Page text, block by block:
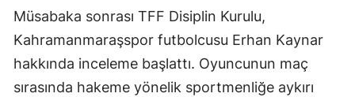
Müsabaka sonrası TFF Disiplin Kurulu,
Kahramanmaraşspor futbolcusu Erhan Kaynar
hakkında inceleme başlattı. Oyuncunun maç
sırasında hakeme yönelik sportmenliğe aykırı